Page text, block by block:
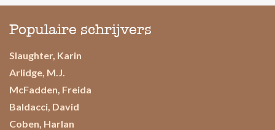
Populaire schrijvers
Slaughter, Karin
Arlidge, M.J.
McFadden, Freida
Baldacci, David
Coben, Harlan